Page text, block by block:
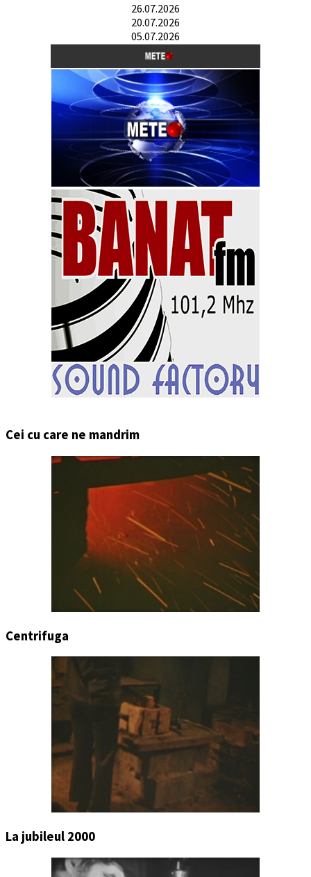
26.07.2026
20.07.2026
05.07.2026
Cei cu care ne mandrim
Centrifuga
La jubileul 2000